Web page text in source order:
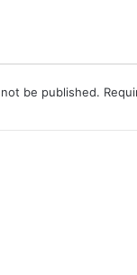
be published.